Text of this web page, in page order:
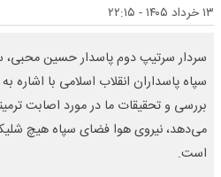
۱۳ خرداد ۱۴۰۵ - ۲۲:۱۵
سردار سرتیپ دوم پاسدار حسین محبی،
سپاه پاسداران انقلاب اسلامی با
بررسی و تحقیقات ما در مورد اصابت
می‌دهد، نیروی هوا فضای سپاه هیچ
است.